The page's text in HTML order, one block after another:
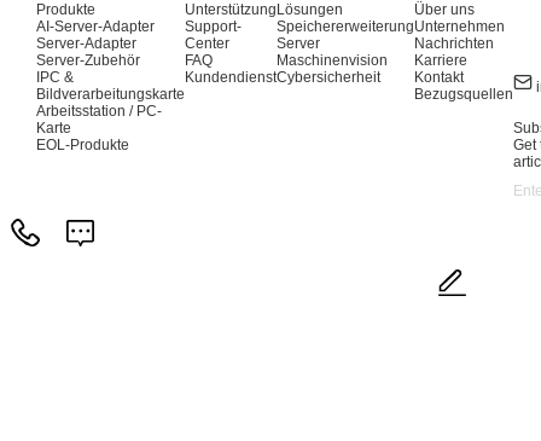
Produkte
AI-Server-Adapter
Server-Adapter
Server-Zubehör
IPC &
Bildverarbeitungskarte
Arbeitsstation / PC-
Karte
EOL-Produkte
Unterstützung
Support-
Center
FAQ
Kundendienst
Lösungen
Speichererweiterung
Server
Maschinenvision
Cybersicherheit
Über uns
Unternehmen
Nachrichten
Karriere
Kontakt
Bezugsquellen
Get